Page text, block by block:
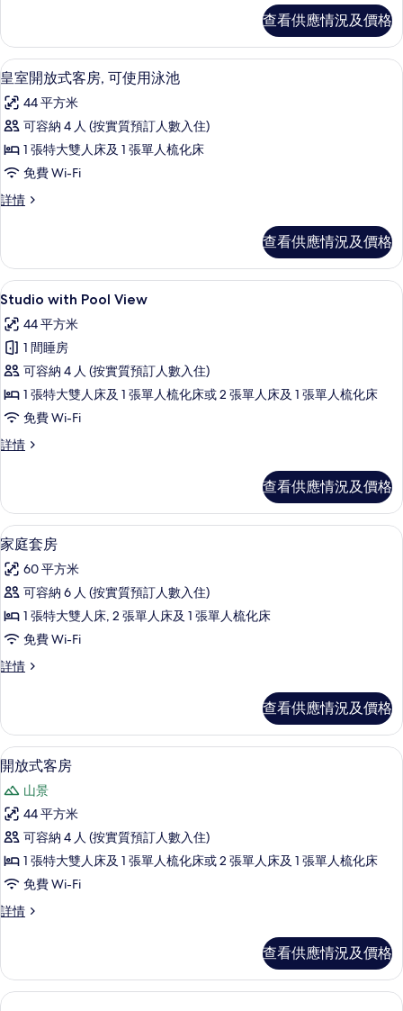
片
情
查看供應情況及價格
載
入
所
有
皇
室
開
式
客
房,
可
使
用
泳
池
的
皇室開放式客房, 可使用泳池 | 高級寢
9
皇室開放式客房, 可使用泳池
44 平方米
可容納 4 人 (按實質預訂人數入住)
1 張特大雙人床及 1 張單人梳化床
免費 Wi-Fi
詳情
皇
式
客
房,
使
用
池
詳
情
查看供應情況及價格
載
入
所
有
Studio
with
Pool
View
片
Studio with Pool View | 高級寢具、
10
Studio with Pool View
44 平方米
1 間睡房
可容納 4 人 (按實質預訂人數入住)
1 張特大雙人床及 1 張單人梳化床或 2 張單人床及 1 張單人梳化床
免費 Wi-Fi
詳情
Studio
詳
情
查看供應情況及價格
載
入
所
有
家
庭
套
的
相
片
家庭套房 | 高級寢具、特厚豪華床墊
8
家庭套房
60 平方米
可容納 6 人 (按實質預訂人數入住)
1 張特大雙人床, 2 張單人床及 1 張單人梳化床
免費 Wi-Fi
詳情
家
詳
情
查看供應情況及價格
載
入
所
有
開
放
式
客
的
相
開放式客房 | 高級寢具、特厚豪華床
9
開放式客房
山景
44 平方米
可容納 4 人 (按實質預訂人數入住)
1 張特大雙人床及 1 張單人梳化床或 2 張單人床及 1 張單人梳化床
免費 Wi-Fi
詳情
開
房
詳
情
查看供應情況及價格